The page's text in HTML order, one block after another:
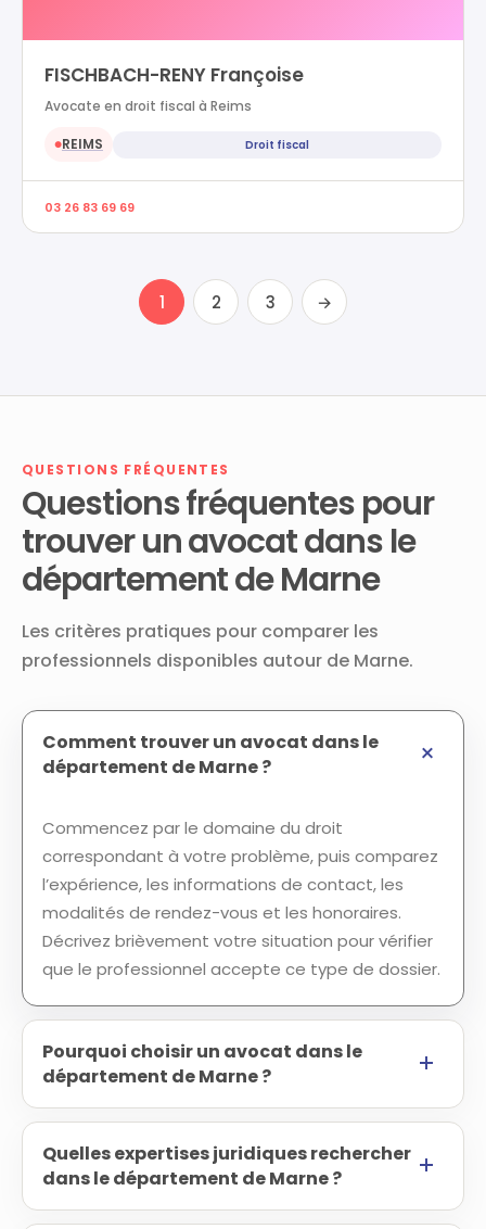
FISCHBACH-RENY Françoise
Avocate en droit fiscal à Reims
●REIMS Droit fiscal
03 26 83 69 69
1 2 3 →
QUESTIONS FRÉQUENTES
Questions fréquentes pour
trouver un avocat dans le
département de Marne
Les critères pratiques pour comparer les
professionnels disponibles autour de Marne.
Comment trouver un avocat dans le
département de Marne ?
Commencez par le domaine du droit
correspondant à votre problème, puis comparez
l’expérience, les informations de contact, les
modalités de rendez-vous et les honoraires.
Décrivez brièvement votre situation pour vérifier
que le professionnel accepte ce type de dossier.
Pourquoi choisir un avocat dans le
département de Marne ?
Quelles expertises juridiques rechercher
dans le département de Marne ?